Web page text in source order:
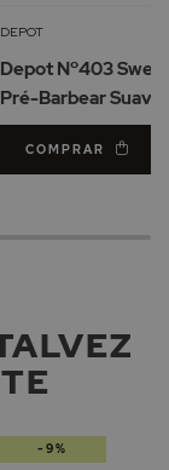
DEPOT
Depot Nº403
Pré-Barbear
COMPRAR
-9%